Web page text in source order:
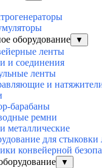
оборудование
▼
ленты
и соединения
ленты
и
барабаны
ремни
металлические
для стыковки
конвейерной
▼